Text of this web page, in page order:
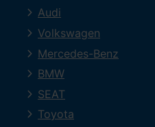
Audi
Volkswagen
Mercedes-Benz
BMW
SEAT
Toyota